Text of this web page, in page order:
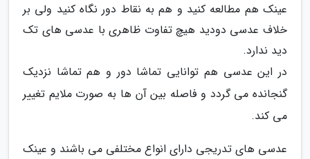
عینک هم مطالعه کنید و هم به نقاط دور نگاه کنید ولی بر
خلاف عدسی دودید هیچ تفاوت ظاهری با عدسی های تک
دید ندارد.
در این عدسی هم توانایی تماشا دور و هم تماشا نزدیک
گنجانده می گردد و فاصله بین آن ها به صورت ملایم تغییر
می کند.
عدسی های تدریجی دارای انواع مختلفی می باشند و عینک